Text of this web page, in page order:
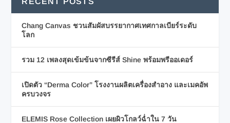
Chang Canvas ชวนสัมผัสบรรยากาศเทศกาลเบียร์ระดับ
โลก
รวม 12 เพลงสุดเข้มข้นจากซีรีส์ Shine พร้อมพรีออเดอร์
เปิดตัว “Derma Color” โรงงานผลิตเครื่องสำอาง และเมคอัพ
ครบวงจร
ELEMIS Rose Collection เผยผิวโกลว์ฉ่ำใน 7 วัน